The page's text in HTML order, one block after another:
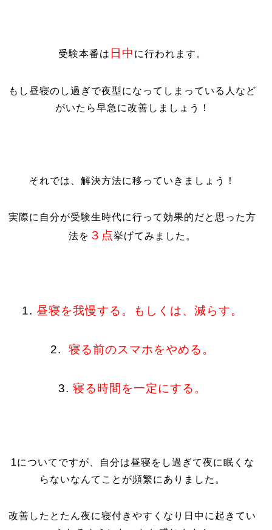
受験本番は 日中 に行われます。
もし昼寝のし過ぎで夜型になってしまっている人など
がいたら早急に改善しましょう！
それでは、解決方法に移っていきましょう！
実際に自分が受験生時代に行って効果的だと思った方
法を ３点挙げてみました。
1. 昼寝を我慢する。もしくは、減らす。
2.寝る前のスマホをやめる。
3.寝る時間を一定にする。
1についてですが、自分は昼寝をし過ぎて夜に眠くな
らないなんてことが頻繁にありました。
改善したとたん夜に寝付きやすくなり日中に起きてい